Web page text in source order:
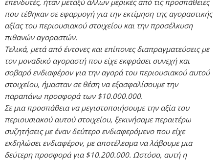
επενδυτές, ήταν μεταξύ άλλων μερικές από τις προσπάθειες
που τέθηκαν σε εφαρμογή για την εκτίμηση της αγοραστικής
αξίας του περιουσιακού στοιχείου και την προσέλκυση
πιθανών αγοραστών.
Τελικά, μετά από έντονες και επίπονες διαπραγματεύσεις με
τον μοναδικό αγοραστή που είχε εκφράσει συνεχή και
σοβαρό ενδιαφέρον για την αγορά του περιουσιακού αυτού
στοιχείου, ήμασταν σε θέση να εξασφαλίσουμε την
παραπάνω προσφορά των $10.000.000.
Σε μια προσπάθεια να μεγιστοποιήσουμε την αξία του
περιουσιακού αυτού στοιχείου, ξεκινήσαμε περαιτέρω
συζητήσεις με έναν δεύτερο ενδιαφερόμενο που είχε
εκδηλώσει ενδιαφέρον, με αποτέλεσμα να λάβουμε μια
δεύτερη προσφορά για $10.200.000. Ωστόσο, αυτή η